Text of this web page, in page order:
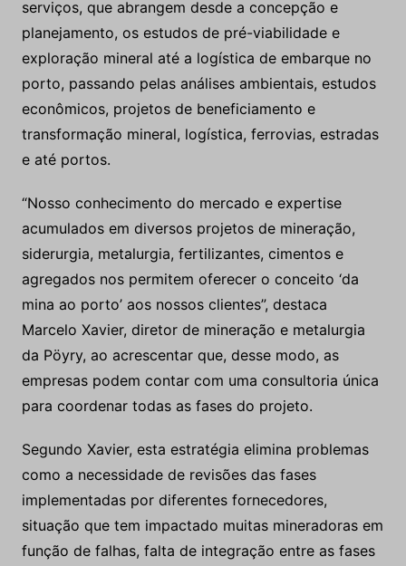
serviços, que abrangem desde a concepção e
planejamento, os estudos de pré-viabilidade e
exploração mineral até a logística de embarque no
porto, passando pelas análises ambientais, estudos
econômicos, projetos de beneficiamento e
transformação mineral, logística, ferrovias, estradas
e até portos.
“Nosso conhecimento do mercado e expertise
acumulados em diversos projetos de mineração,
siderurgia, metalurgia, fertilizantes, cimentos e
agregados nos permitem oferecer o conceito ‘da
mina ao porto’ aos nossos clientes”, destaca
Marcelo Xavier, diretor de mineração e metalurgia
da Pöyry, ao acrescentar que, desse modo, as
empresas podem contar com uma consultoria única
para coordenar todas as fases do projeto.
Segundo Xavier, esta estratégia elimina problemas
como a necessidade de revisões das fases
implementadas por diferentes fornecedores,
situação que tem impactado muitas mineradoras em
função de falhas, falta de integração entre as fases